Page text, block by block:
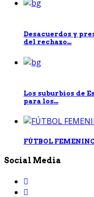
Desacuerdos y
del rechazo...
Los suburbios de
para los...
FÚTBOL
Social Media